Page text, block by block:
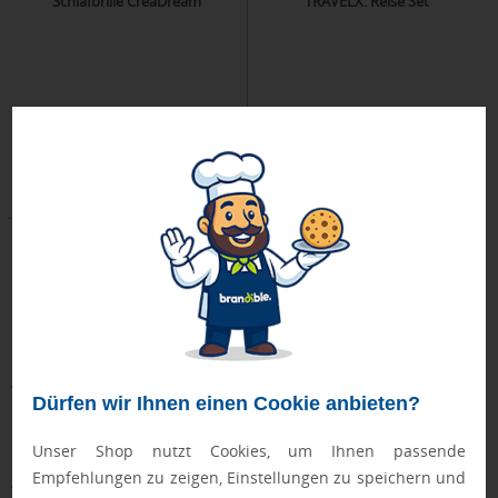
Dürfen wir Ihnen einen Cookie anbieten?
Unser Shop nutzt Cookies, um Ihnen passende
Empfehlungen zu zeigen, Einstellungen zu speichern und
stehen alsWerbeartikel für Erholung
. Bei Brandible bedrucken wir Schlafmasken aus
Polyester, Nylon und Textil und verkaufen veredelte
Nackenkissen und Schlafbrillen bestellen sowie individuell
erwerben. Mit einem lustigen Spruch oder Ihrem Slogan
versehen, sindSchlafmasken Werbegeschenke, die bei Ihrer